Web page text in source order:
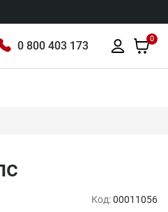
0 800 403 173
0
Код:00011056